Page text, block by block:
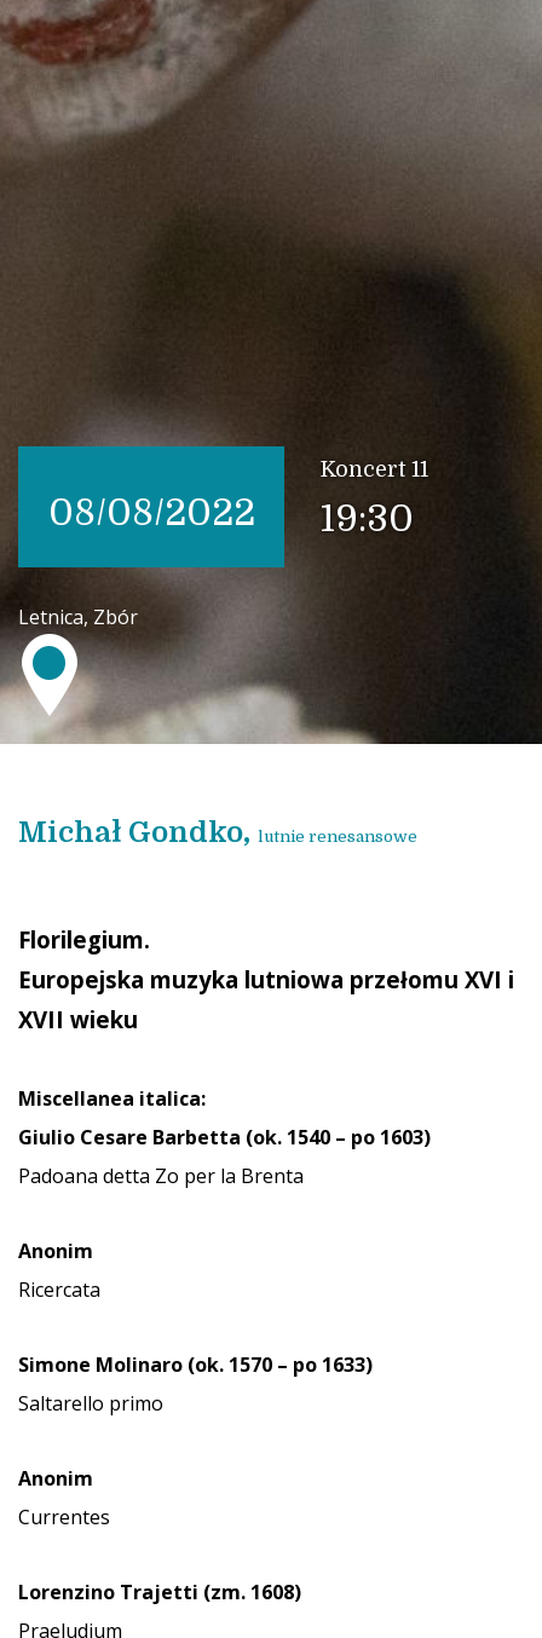
08/08/2022
Koncert 11
19:30
Letnica, Zbór
Michał Gondko, lutnie renesansowe
Florilegium.
Europejska muzyka lutniowa przełomu XVI i
XVII wieku
Miscellanea italica:
Giulio Cesare Barbetta (ok. 1540 – po 1603)
Padoana detta Zo per la Brenta
Anonim
Ricercata
Simone Molinaro (ok. 1570 – po 1633)
Saltarello primo
Anonim
Currentes
Lorenzino Trajetti (zm. 1608)
Praeludium